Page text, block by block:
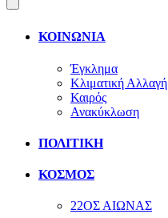
ΚΟΙΝΩΝΙΑ
Έγκλημα
Κλιματική Αλλαγή
Καιρός
Ανακύκλωση
ΠΟΛΙΤΙΚΗ
ΚΟΣΜΟΣ
22ΟΣ ΑΙΩΝΑΣ